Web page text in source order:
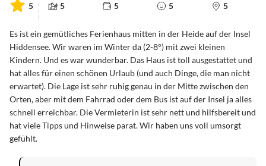
5 5 5 5 5
Es ist ein gemütliches Ferienhaus mitten in der Heide auf der Insel
Hiddensee. Wir waren im Winter da (2-8°) mit zwei kleinen
Kindern. Und es war wunderbar. Das Haus ist toll ausgestattet und
hat alles für einen schönen Urlaub (und auch Dinge, die man nicht
erwartet). Die Lage ist sehr ruhig genau in der Mitte zwischen den
Orten, aber mit dem Fahrrad oder dem Bus ist auf der Insel ja alles
schnell erreichbar. Die Vermieterin ist sehr nett und hilfsbereit und
hat viele Tipps und Hinweise parat. Wir haben uns voll umsorgt
gefühlt.